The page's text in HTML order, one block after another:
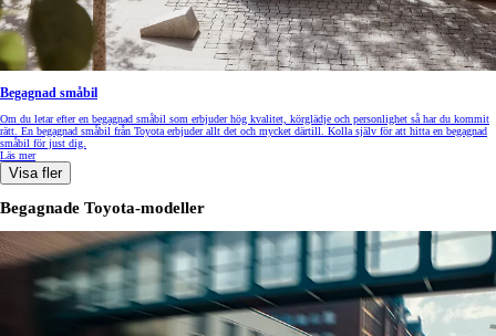
Begagnad småbil
Om du letar efter en begagnad småbil som erbjuder hög kvalitet, körglädje och personlighet så har du kommit
rätt. En begagnad småbil från Toyota erbjuder allt det och mycket därtill. Kolla själv för att hitta en begagnad
småbil för just dig.
Läs mer
Visa fler
Begagnade Toyota-modeller